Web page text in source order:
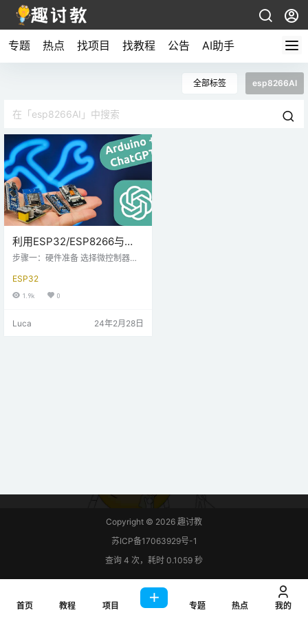
专题 热点 找项目 找教程 公告 AI助手
全部标签 esp8266AI
利用ESP32/ESP8266与
OpenAI的ChatGPT实现对话
步骤一：硬件准备 选择微控制器：
微控制器。ESP32和ESP8266都是
常用的选择，它们具有低成本、易
接到计算机，以便进行编程和调
ESP32
1.9k 0
Luca 24年2月28日
Copyright © 2026 趣讨教
苏ICP备17063929号-1
查询 4 次，耗时 0.1059 秒
首页 教程 项目 专题 热点 我的